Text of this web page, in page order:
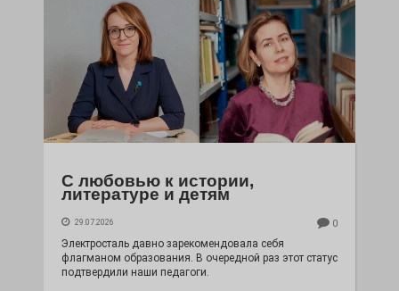
С любовью к истории,
литературе и детям
29.07.2026 0
Электросталь давно зарекомендовала себя
флагманом образования. В очередной раз этот статус
подтвердили наши педагоги.